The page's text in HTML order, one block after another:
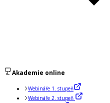
Akademie online
Webináře 1. stupeň
Webináře 2. stupeň